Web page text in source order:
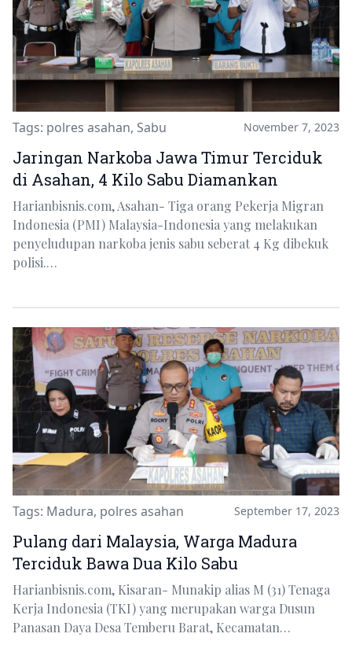
Tags: polres asahan, Sabu November 7, 2023
Jaringan Narkoba Jawa Timur Terciduk
di Asahan, 4 Kilo Sabu Diamankan
Harianbisnis.com, Asahan- Tiga orang Pekerja Migran
Indonesia (PMI) Malaysia-Indonesia yang melakukan
penyeludupan narkoba jenis sabu seberat 4 Kg dibekuk
polisi.…
Tags: Madura, polres asahan September 17, 2023
Pulang dari Malaysia, Warga Madura
Terciduk Bawa Dua Kilo Sabu
Harianbisnis.com, Kisaran- Munakip alias M (31) Tenaga
Kerja Indonesia (TKI) yang merupakan warga Dusun
Panasan Daya Desa Temberu Barat, Kecamatan…